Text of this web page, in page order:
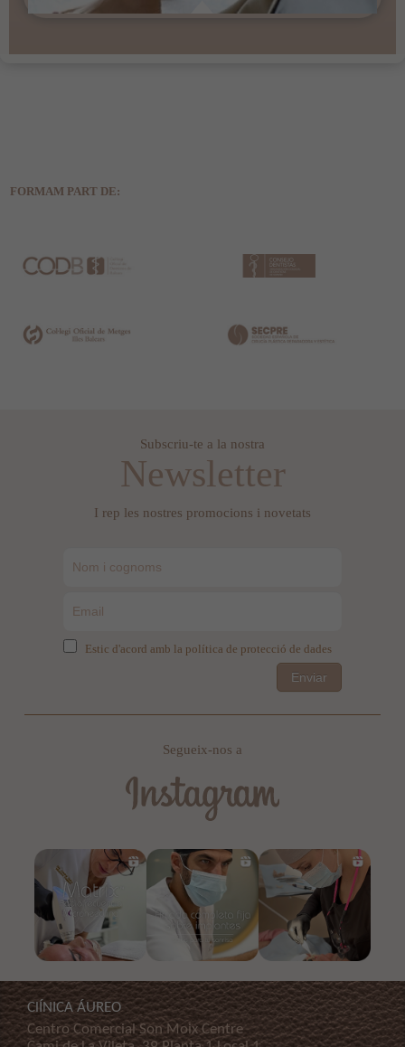
FORMAM PART DE:
Subscriu-te a la nostra
Newsletter
I rep les nostres promocions i novetats
Estic d'acord amb la política de protecció de dades
Enviar
Segueix-nos a
ClÍNICA ÁUREO
Centro Comercial Son Moix Centre